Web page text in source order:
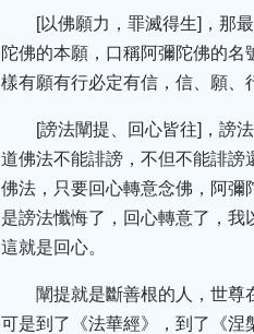
[以佛願力，罪滅得生]，那
陀佛的本願，口稱阿彌陀佛的
樣有願有行必定有信，信、願、
[謗法闡提、回心皆往]，謗
道佛法不能誹謗，不但不能誹謗
佛法，只要回心轉意念佛，阿彌
是謗法懺悔了，回心轉意了，我
這就是回心。
闡提就是斷善根的人，世尊
可是到了《法華經》，到了《涅